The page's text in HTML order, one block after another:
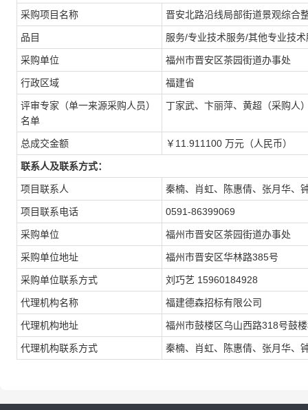
采购项目名称 晋安北路沿线局部街道景观综合
品目 服务/专业技术服务/其他专业技术
采购单位 福州市晋安区茶园街道办事处
行政区域 福建省
评审专家（单一来源采购人员）
名单
丁家武、卞丽萍、黄超（采购人
总成交金额 ￥11.911100 万元（人民币）
联系人及联系方式：
项目联系人 秦楠、肖虹、陈惠倩、张月华、
项目联系电话 0591-86399069
采购单位 福州市晋安区茶园街道办事处
采购单位地址 福州市晋安区华林路385号
采购单位联系方式 刘巧艺 15960184928
代理机构名称 福建德森招标有限公司
代理机构地址 福州市鼓楼区乌山西路318号鼓
代理机构联系方式 秦楠、肖虹、陈惠倩、张月华、